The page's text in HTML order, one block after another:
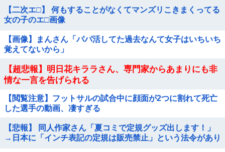
【二次エ□】 何もすることがなくてマンズリこきまくってる
女の子のエ□画像
【画像】まんさん「パパ活してた過去なんて女子はいちいち
覚えてないから」
【超悲報】明日花キララさん、専門家からあまりにも非
情な一言を告げられる
【閲覧注意】フットサルの試合中に顔面が2つに割れて死亡
した選手の動画、凄すぎる
【悲報】 同人作家さん「夏コミで定規グッズ出します！」
→日本に「インチ表記の定規は販売禁止」という法令があり